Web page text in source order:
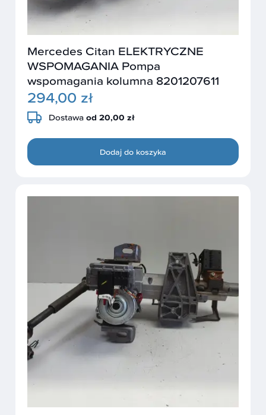
Mercedes Citan ELEKTRYCZNE
WSPOMAGANIA Pompa
wspomagania kolumna 8201207611
294,00 zł
Dostawa od 20,00 zł
Dodaj do koszyka